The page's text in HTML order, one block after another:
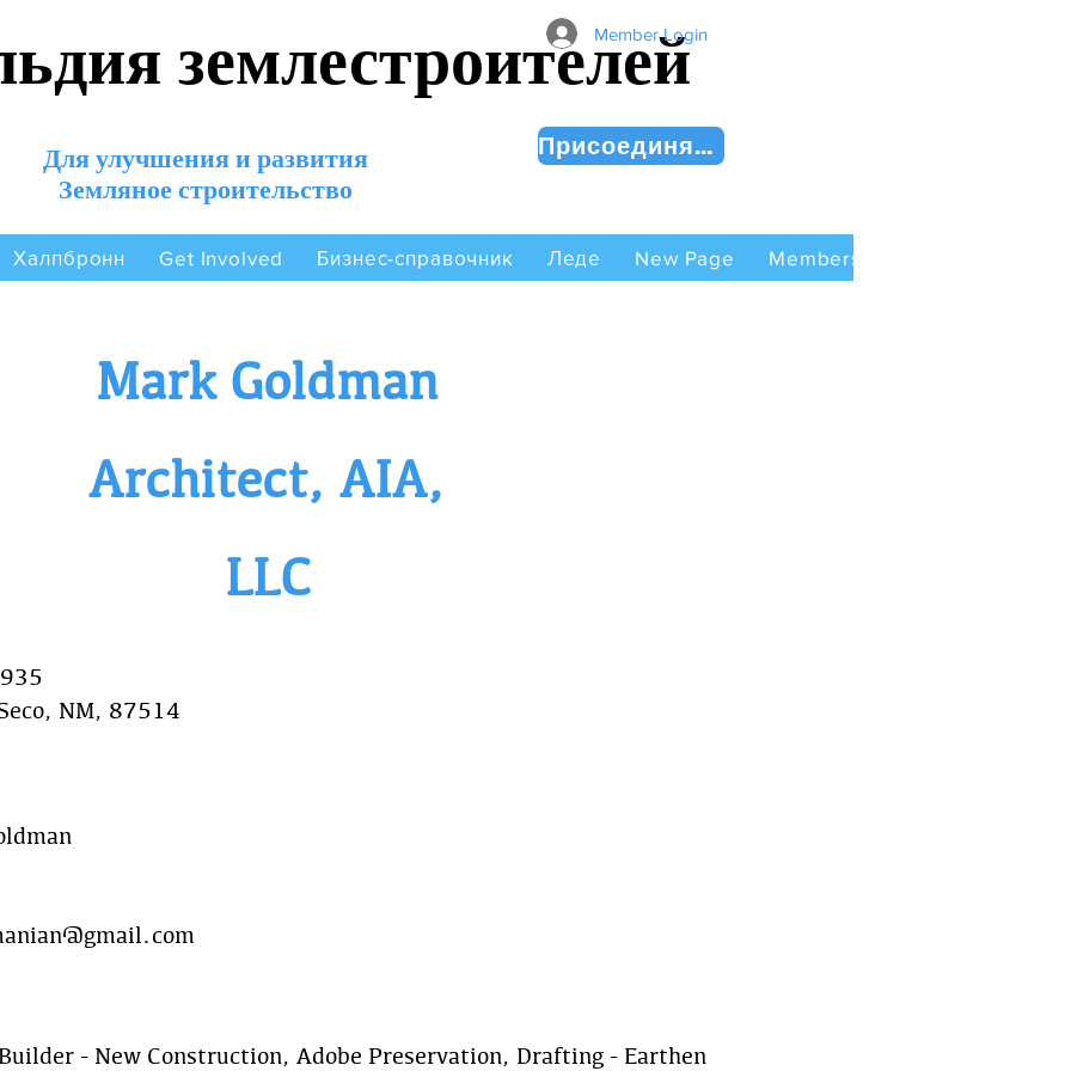
землестроителей
Member Login
Для улучшения и развития
Земляное строительство
Присоединяйся сейчас!
Халпбронн Get Involved Бизнес-справочник Леде New Page Members
Mark Goldman
Architect, AIA,
LLC
NM, 87514
- New Construction, Adobe Preservation, Drafting - Earthen